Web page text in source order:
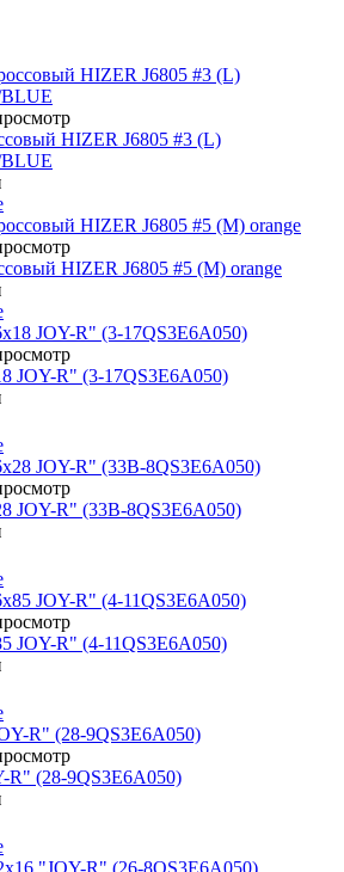
HIZER J6805 #3 (L)
HIZER J6805 #5 (M) orange
JOY-R" (3-17QS3E6A050)
JOY-R" (33В-8QS3E6A050)
JOY-R" (4-11QS3E6A050)
R" (28-9QS3E6A050)